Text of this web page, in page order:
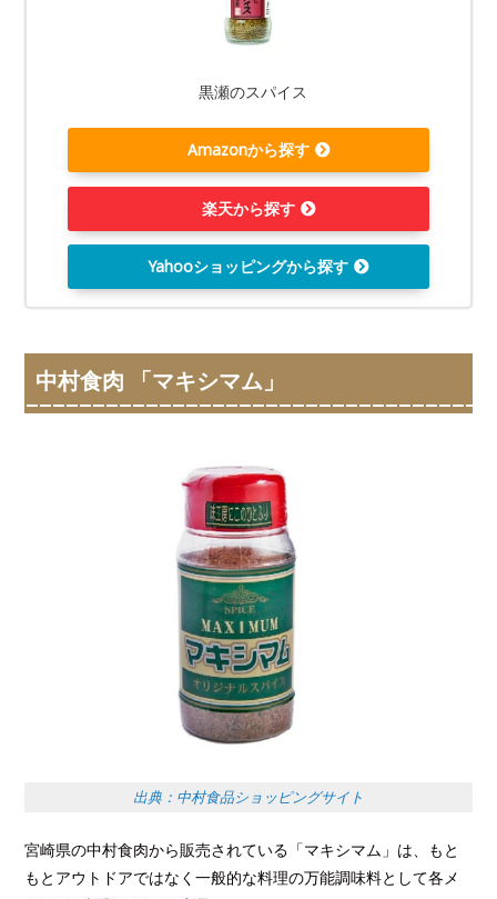
黒瀬のスパイス
Amazonから探す
楽天から探す
Yahooショッピングから探す
中村食肉 「マキシマム」
出典：中村食品ショッピングサイト
宮崎県の中村食肉から販売されている「マキシマム」は、もと
もとアウトドアではなく一般的な料理の万能調味料として各メ